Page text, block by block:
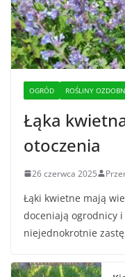
OGRÓD ROŚLINY
Łąka
otoczenia
26 czerwca 2025
Łąki kwietne mają
doceniają ogrodnicy i
niejednokrotnie